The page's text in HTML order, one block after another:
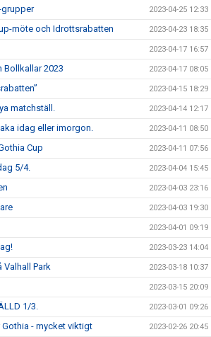
2023-04-25 12:33
möte och Idrottsrabatten 2023-04-23 18:35
2023-04-17 16:57
Bollkallar 2023 2023-04-17 08:05
2023-04-15 18:29
matchställ. 2023-04-14 12:17
idag eller imorgon. 2023-04-11 08:50
Cup 2023-04-11 07:56
5/4. 2023-04-04 15:45
2023-04-03 23:16
2023-04-03 19:30
2023-04-01 09:19
2023-03-23 14:04
Park 2023-03-18 10:37
2023-03-15 20:09
1/3. 2023-03-01 09:26
- mycket viktigt 2023-02-26 20:45